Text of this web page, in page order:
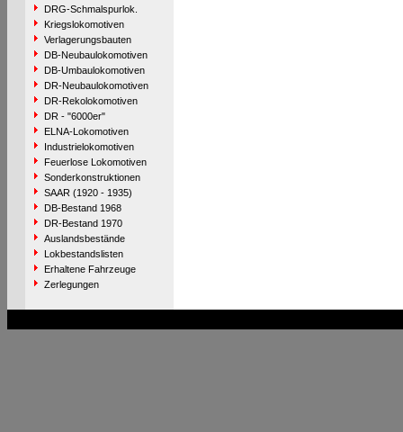
DRG-Schmalspurlok.
Kriegslokomotiven
Verlagerungsbauten
DB-Neubaulokomotiven
DB-Umbaulokomotiven
DR-Neubaulokomotiven
DR-Rekolokomotiven
DR - "6000er"
ELNA-Lokomotiven
Industrielokomotiven
Feuerlose Lokomotiven
Sonderkonstruktionen
SAAR (1920 - 1935)
DB-Bestand 1968
DR-Bestand 1970
Auslandsbestände
Lokbestandslisten
Erhaltene Fahrzeuge
Zerlegungen